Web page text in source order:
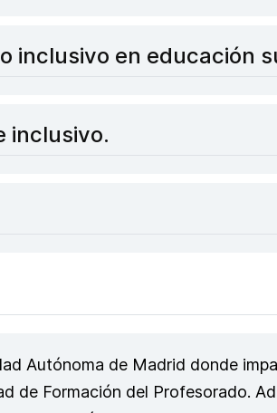
inclusivo en educación
inclusivo.
Autónoma de Madrid donde
de Formación del Profesorado.